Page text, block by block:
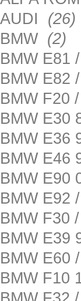
AUDI (26)
BMW (2)
BMW E81
BMW E82
BMW F20
BMW E30
BMW E36
BMW E46
BMW E90
BMW E92
BMW F30
BMW E39
BMW E60
BMW F10